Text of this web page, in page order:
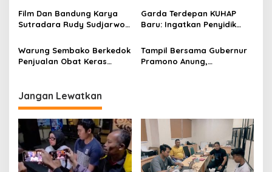
Diding Boneng
Pengurus Baru, Fokus
Konsolidasi Jelang
Musancab 13 September
Film Dan Bandung Karya
Sutradara Rudy Sudjarwo:
Secara Luas Mulai 20
Agustus 2026
Garda Terdepan KUHAP
Baru: Ingatkan Penyidik
Bersalah
Warung Sembako Berkedok
Penjualan Obat Keras
Tampil Bersama Gubernur
Pramono Anung,
Jangan Lewatkan